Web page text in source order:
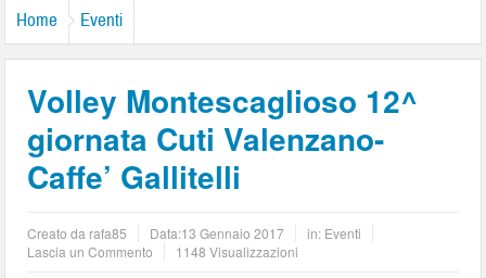
Home Eventi
Volley Montescaglioso 12^
giornata Cuti Valenzano-
Caffe’ Gallitelli
Creato da rafa85 Data:13 Gennaio 2017 in: Eventi
Lascia un Commento
1148 Visualizzazioni